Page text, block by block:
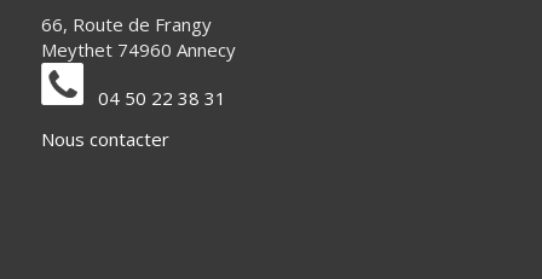
66, Route de Frangy
Meythet 74960 Annecy
04 50 22 38 31
Nous contacter